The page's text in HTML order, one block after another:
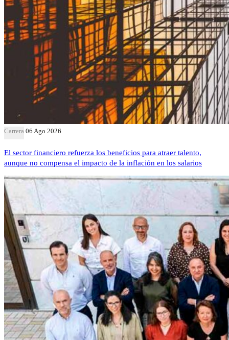
Carrera 06 Ago 2026
El sector financiero refuerza los beneficios para atraer talento,
aunque no compensa el impacto de la inflación en los salarios